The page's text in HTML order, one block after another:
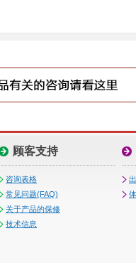
顾客支持
咨询表格
常见问题(FAQ)
关于产品的保修
技术信息